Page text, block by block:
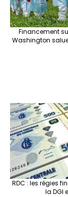
Financement
Washington
RDC : les régies
la DGI